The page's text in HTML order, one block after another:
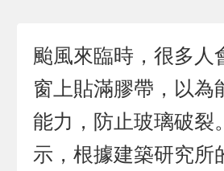
颱風來臨時，很多人
窗上貼滿膠帶，以為
能力，防止玻璃破裂
示，根據建築研究所